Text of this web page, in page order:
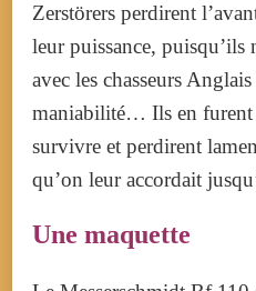
Zerstörers perdirent
leur puissance,
avec les chasseurs
maniabilité… Ils en furent
survivre et perdirent
qu’on leur accordait
Une maquette